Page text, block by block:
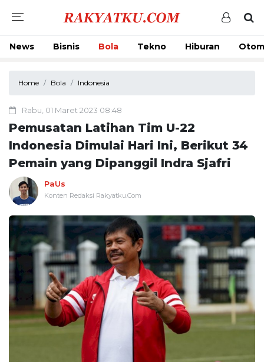
News Bisnis Bola Tekno Hiburan
Home Bola Indonesia
Rabu, 01 Maret 2023 08:48
Pemusatan Latihan Tim U-22
Indonesia Dimulai Hari Ini, Berikut 34
Pemain yang Dipanggil Indra Sjafri
PaUs
Konten Redaksi Rakyatku.Com